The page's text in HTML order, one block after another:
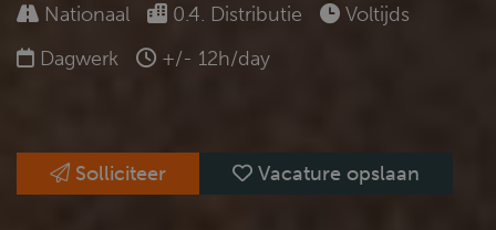
Nationaal
0.4. Distributie
Voltijds
Dagwerk
+/- 12h/day
Solliciteer Vacature opslaan